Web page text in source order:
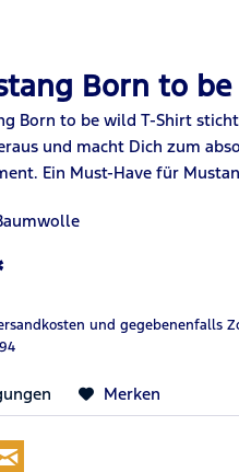
Born to
Born to be wild T-Shirt
und macht Dich zum
Ein Must-Have für
und gegebenenfalls
Merken